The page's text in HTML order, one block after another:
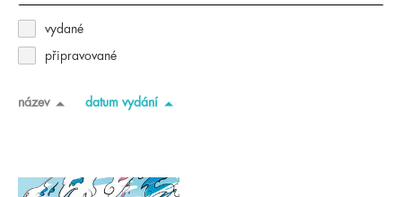
vydané
připravované
název datum vydání